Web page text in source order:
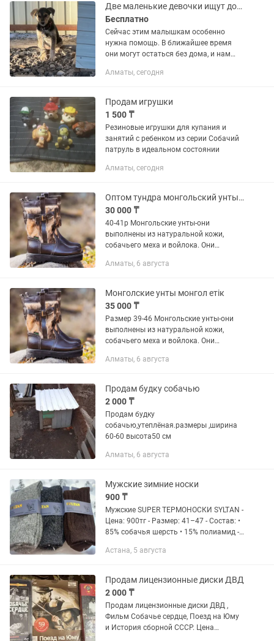
характером: невероятно привязаны к
человеку, активны,...
Две маленькие девочки ищут дом!
Бесплатно
Сейчас этим малышкам особенно
нужна помощь. В ближайшее время
они могут остаться без дома, и нам
любящих хозяев раньше, чем это
Алматы, сегодня
Продам игрушки
1 500 ₸
Резиновые игрушки для купания и
занятий с ребенком из серии Собачий
патруль в идеальном состоянии
Алматы, сегодня
Оптом тундра монгольский унты саптама собачьего меха и войлока
30 000 ₸
40-41р Монгольские унты-они
выполнены из натуральной кожи,
собачьего меха и войлока. Они
устойчивости к морозу. Так, собачья
сохраняет...
Алматы, 6 августа
Монголские унты монгол етік
35 000 ₸
Размер 39-46 Монгольские унты-они
выполнены из натуральной кожи,
собачьего меха и войлока. Они
устойчивости к морозу. Так, собачья
Алматы, 6 августа
Продам будку собачью
2 000 ₸
Продам будку
собачью,утеплёная.размеры ,ширина
60-60 высота50 см
Алматы, 6 августа
Мужские зимние носки
900 ₸
Мужские SUPER ТЕРМОНОСКИ SYLTAN -
Цена: 900тг - Размер: 41–47 - Состав: •
85% собачья шерсть • 15% полиамид -
Особенности: • Термоноски для спорта,
Астана, 5 августа
Продам лицензионные диски ДВД
2 000 ₸
Продам лицензионные диски ДВД ,
Фильм Собачье сердце, Поезд на Юму
и История сборной СССР. Цена